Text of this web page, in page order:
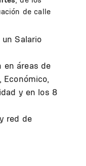
de calle
Salario
en áreas de
Económico,
y en los 8
red de